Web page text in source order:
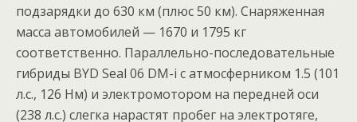
подзарядки до 630 км (плюс 50 км). Снаряженная
масса автомобилей — 1670 и 1795 кг
соответственно. Параллельно-последовательные
гибриды BYD Seal 06 DM-i с атмосферником 1.5 (101
л.с., 126 Нм) и электромотором на передней оси
(238 л.с.) слегка нарастят пробег на электротяге,